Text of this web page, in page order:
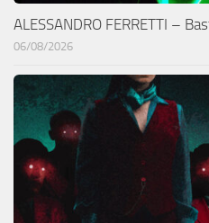
ALESSANDRO FERRETTI –
06/08/2026